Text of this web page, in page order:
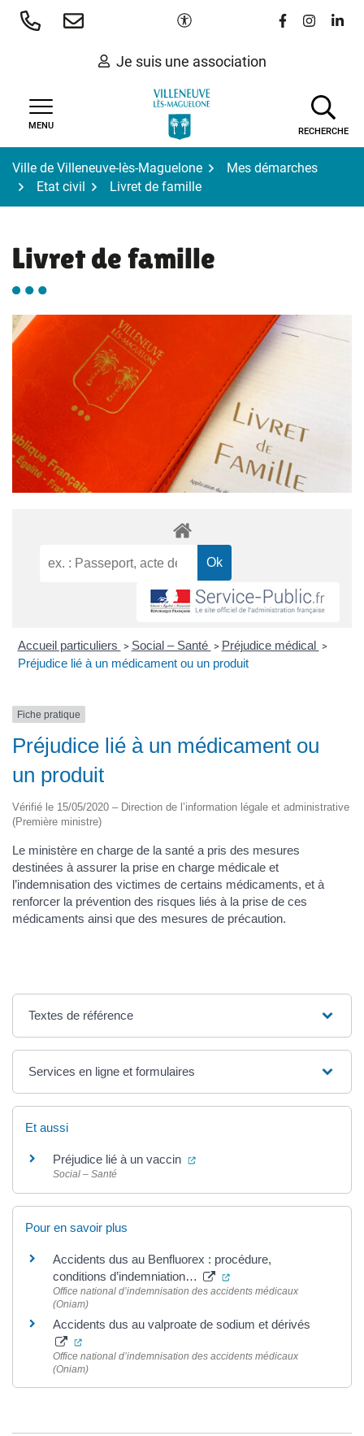
Aller
Paramètres d'accessibilité
Lien vers le
Lien vers
Lien
Je suis une association
MENU
RECHERCHE
Ville de Villeneuve-lès-Maguelone
Mes démarches
Etat civil
Livret de famille
Livret de famille
Accueil particuliers > Social – Santé > Préjudice médical >
Préjudice lié à un médicament ou un produit
Fiche pratique
Préjudice lié à un médicament ou
un produit
Vérifié le 15/05/2020 – Direction de l’information légale et administrative
(Première ministre)
Le ministère en charge de la santé a pris des mesures
destinées à assurer la prise en charge médicale et
l’indemnisation des victimes de certains médicaments, et à
renforcer la prévention des risques liés à la prise de ces
médicaments ainsi que des mesures de précaution.
Textes de référence
Services en ligne et formulaires
Et aussi
Préjudice lié à un vaccin (ouverture dans un nouvel
Social – Santé
Pour en savoir plus
Accidents dus au Benfluorex : procédure,
conditions d’indemniation…
(ouverture dans un
Office national d’indemnisation des accidents médicaux
(Oniam)
Accidents dus au valproate de sodium et dérivés
(ouverture dans un nouvel onglet)
Office national d’indemnisation des accidents médicaux
(Oniam)